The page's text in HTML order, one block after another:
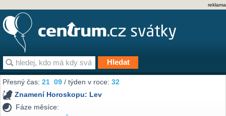
reklama
Přesný čas:21 09 / týden v roce:32
Znamení Horoskopu: Lev
Fáze měsíce: